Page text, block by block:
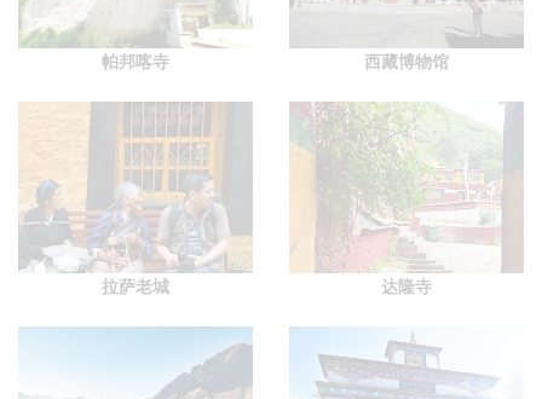
帕邦喀寺 西藏博物馆
拉萨老城 达隆寺